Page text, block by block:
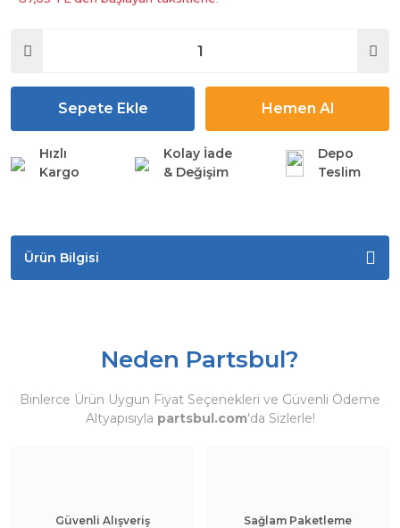
Sepete Ekle Hemen Al
Hızlı
Kargo
Kolay İade
& Değişim
Depo
Teslim
Ürün Bilgisi
Neden Partsbul?
Binlerce Ürün Uygun Fiyat Seçenekleri ve Güvenli Ödeme
Altyapısıyla partsbul.com'da Sizlerle!
Güvenli Alışveriş Sağlam Paketleme